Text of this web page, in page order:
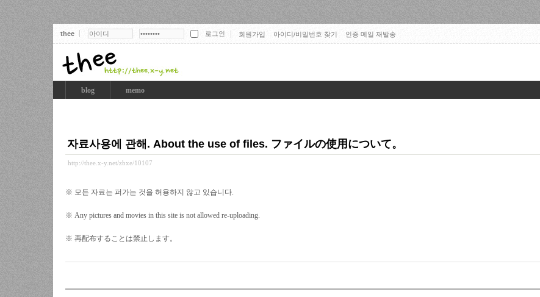
thee 회원가입 아이디/비밀번호 찾기 인증 메일 재발송
blog memo
자료사용에 관해. About the use of files. ファイルの使用について。
http://thee.x-y.net/zbxe/10107
※ 모든 자료는 퍼가는 것을 허용하지 않고 있습니다.
※ Any pictures and movies in this site is not allowed re-uploading.
※ 再配布することは禁止します。